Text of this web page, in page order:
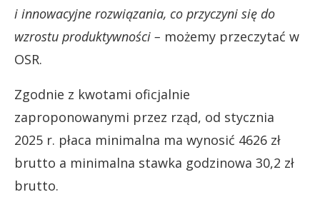
i innowacyjne rozwiązania, co przyczyni się do
wzrostu produktywności – możemy przeczytać w
OSR.
Zgodnie z kwotami oficjalnie
zaproponowanymi przez rząd, od stycznia
2025 r. płaca minimalna ma wynosić 4626 zł
brutto a minimalna stawka godzinowa 30,2 zł
brutto.